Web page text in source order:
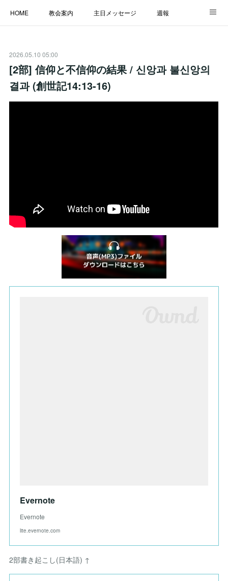
HOME 教会案内 主日メッセージ 週報
LINK
2026.05.10 05:00
[2部] 信仰と不信仰の結果 / 신앙과 불신앙의
결과 (創世記14:13-16)
Evernote
Evernote
lite.evernote.com
2部書き起こし(日本語) ↑